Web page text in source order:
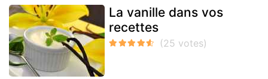
La vanille dans vos
recettes